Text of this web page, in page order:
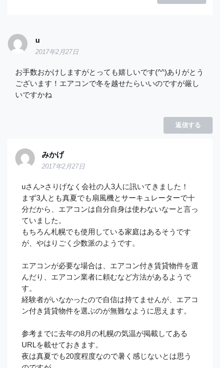
u
2017年2月27日
お手数おかけしますがとっても嬉しいです(^^)ありがとう
ございます！エアコンで冬を越せたらいいのですが厳し
いですかね
返信する
みかげ
2017年2月27日
uさん>さりげなく会社の人3人に訊いてきました！
まず3人とも真夏でも扇風機とサーキュレーターで十
分だから、エアコンは自分自身は使わないなーと言っ
ていました。
もちろん札幌でも使用している家庭はあるそうです
が、やはりごく少数派のようです。
エアコンが必要な場合は、エアコン付き賃貸物件を選
んだり、エアコン業者に頼むなど方法があるようで
す。
経験者がいなかったので自信は持てませんが、エアコ
ン付き賃貸物件を選ぶのが無難なように思えます。
参考までに去年の8月の札幌の気温が掲載してある
URLを載せておきます。
夜は真夏でも20度程度なので暑く感じないとは思う